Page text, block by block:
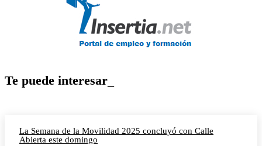
Te puede interesar_
La Semana de la Movilidad 2025 concluyó con Calle
Abierta este domingo